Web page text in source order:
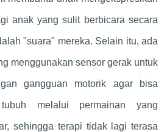
anak yang sulit berbicara secara
"suara" mereka. Selain itu, ada
menggunakan sensor gerak untuk
gangguan motorik agar bisa
melalui permainan yang
sehingga terapi tidak lagi terasa